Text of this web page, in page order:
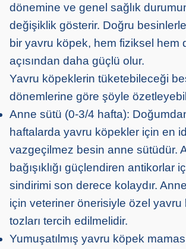
dönemine ve genel sağlık
değişiklik gösterir. Doğru
bir yavru köpek, hem fiziksel hem
açısından daha güçlü olur.
Yavru köpeklerin tüketebileceği
dönemlerine göre şöyle
Anne sütü (0-3/4 hafta):
haftalarda yavru köpekler için en
vazgeçilmez besin anne sütüdür.
bağışıklığı güçlendiren antikorlar
sindirimi son derece kolaydır.
için veteriner önerisiyle özel yavru
tozları tercih edilmelidir.
Yumuşatılmış yavru köpek